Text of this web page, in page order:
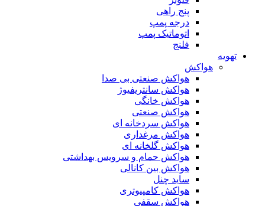
پنج راهی
درجه پمپ
اتوماتیک پمپ
فلنج
تهویه
هواکش
هواکش صنعتی بی صدا
هواکش سانتریفیوژ
هواکش خانگی
هواکش صنعتی
هواکش سردخانه ای
هواکش مرغداری
هواکش گلخانه ای
هواکش حمام و سرویس بهداشتی
هواکش بین کانالی
ساید چنل
هواکش کامپیوتری
هواکش سقفی